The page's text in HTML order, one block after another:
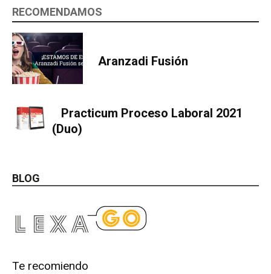
RECOMENDAMOS
Aranzadi Fusión
Practicum Proceso Laboral 2021
(Duo)
BLOG
Te recomiendo